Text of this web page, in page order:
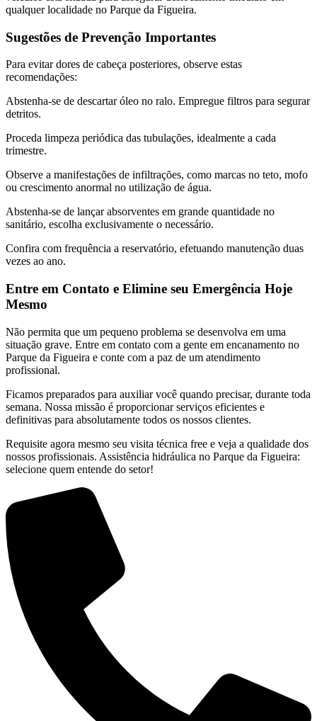
qualquer localidade no Parque da Figueira.
Sugestões de Prevenção Importantes
Para evitar dores de cabeça posteriores, observe estas
recomendações:
Abstenha-se de descartar óleo no ralo. Empregue filtros para segurar
detritos.
Proceda limpeza periódica das tubulações, idealmente a cada
trimestre.
Observe a manifestações de infiltrações, como marcas no teto, mofo
ou crescimento anormal no utilização de água.
Abstenha-se de lançar absorventes em grande quantidade no
sanitário, escolha exclusivamente o necessário.
Confira com frequência a reservatório, efetuando manutenção duas
vezes ao ano.
Entre em Contato e Elimine seu Emergência Hoje
Mesmo
Não permita que um pequeno problema se desenvolva em uma
situação grave. Entre em contato com a gente em encanamento no
Parque da Figueira e conte com a paz de um atendimento
profissional.
Ficamos preparados para auxiliar você quando precisar, durante toda
semana. Nossa missão é proporcionar serviços eficientes e
definitivas para absolutamente todos os nossos clientes.
Requisite agora mesmo seu visita técnica free e veja a qualidade dos
nossos profissionais. Assistência hidráulica no Parque da Figueira:
selecione quem entende do setor!